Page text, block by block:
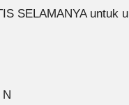
SELAMANYA untuk